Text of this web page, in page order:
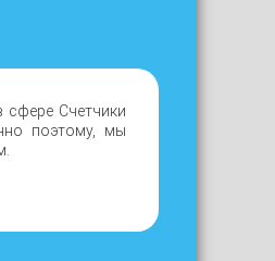
Счетчики
поэтому, мы